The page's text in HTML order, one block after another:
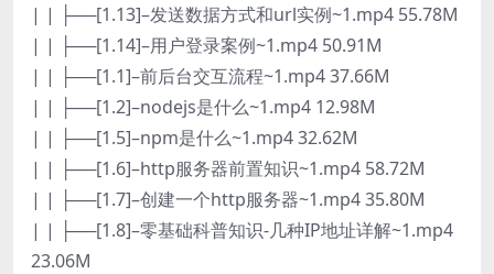
| | ├──[1.13]–发送数据方式和url实例~1.mp4 55.78M
| | ├──[1.14]–用户登录案例~1.mp4 50.91M
| | ├──[1.1]–前后台交互流程~1.mp4 37.66M
| | ├──[1.2]–nodejs是什么~1.mp4 12.98M
| | ├──[1.5]–npm是什么~1.mp4 32.62M
| | ├──[1.6]–http服务器前置知识~1.mp4 58.72M
| | ├──[1.7]–创建一个http服务器~1.mp4 35.80M
| | ├──[1.8]–零基础科普知识-几种IP地址详解~1.mp4
23.06M